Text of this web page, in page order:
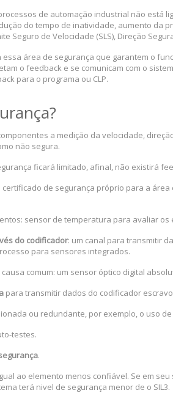
de automação industrial não está
do tempo de inatividade, aumento da
de Velocidade (SLS), Direção
área de segurança que garantem o
o feedback e se comunicam com o
para o programa ou CLP.
a medição da velocidade,
não segura.
ficará limitado, afinal, não existirá
de segurança próprio para a
sensor de temperatura para avaliar os
do codificador: um canal para transmitir
para sensores integrados.
comum: um sensor óptico digital
para transmitir dados do codificador
ou redundante, por exemplo, o uso
testes.
.
ao elemento menos confiável. Se em
terá nivel de segurança menor de o SIL3.